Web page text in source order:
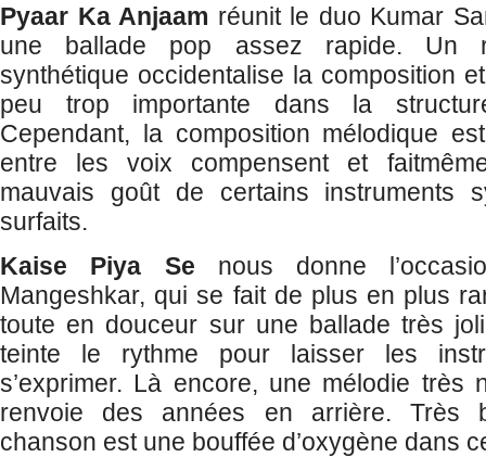
Pyaar Ka Anjaam réunit le duo Kumar
une ballade pop assez rapide. Un
synthétique occidentalise la composition
peu trop importante dans la
Cependant, la composition mélodique
entre les voix compensent et
mauvais goût de certains instruments
surfaits.
Kaise Piya Se nous donne
Mangeshkar, qui se fait de plus en plus
toute en douceur sur une ballade très
teinte le rythme pour laisser les
s’exprimer. Là encore, une mélodie très
renvoie des années en arrière. Très
chanson est une bouffée d’oxygène dans